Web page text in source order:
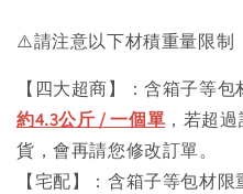
⚠️請注意以下材積重量限制
【四大超商】：含箱子等包
約4.3公斤 / 一個單 ，若超
貨，會再請您修改訂單。
【宅配】：含箱子等包材限